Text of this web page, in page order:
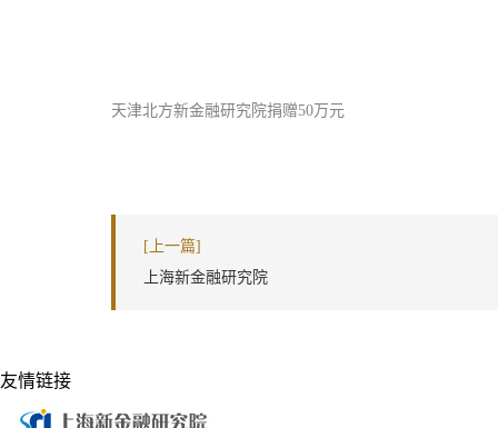
天津北方新金融研究院捐赠50万元
[上一篇]
上海新金融研究院
友情链接